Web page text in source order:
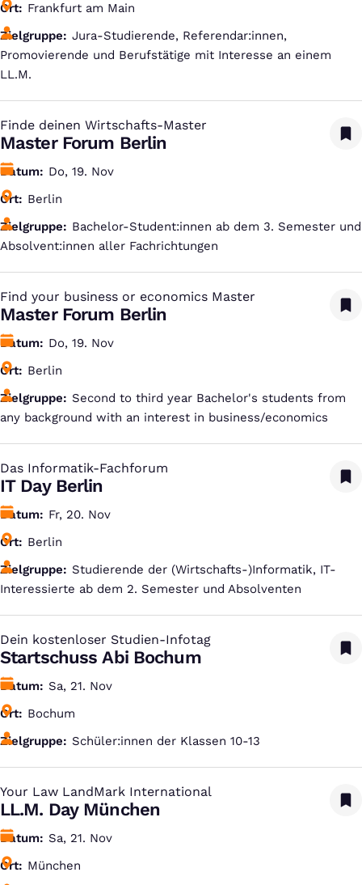
Ort
Frankfurt am Main
Zielgruppe
Jura-Studierende, Referendar:innen,
Promovierende und Berufstätige mit Interesse an einem
LL.M.
Finde deinen Wirtschafts-Master
:
Master Forum Berlin
Datum
Do, 19. Nov
Ort
Berlin
Zielgruppe
Bachelor-Student:innen ab dem 3. Semester und
Absolvent:innen aller Fachrichtungen
Find your business or economics Master
:
Master Forum Berlin
Datum
Do, 19. Nov
Ort
Berlin
Zielgruppe
Second to third year Bachelor's students from
any background with an interest in business/economics
Das Informatik-Fachforum
:
IT Day Berlin
Datum
Fr, 20. Nov
Ort
Berlin
Zielgruppe
Studierende der (Wirtschafts-)Informatik, IT-
Interessierte ab dem 2. Semester und Absolventen
Dein kostenloser Studien-Infotag
:
Startschuss Abi Bochum
Datum
Sa, 21. Nov
Ort
Bochum
Zielgruppe
Schüler:innen der Klassen 10-13
Your Law LandMark International
:
LL.M. Day München
Datum
Sa, 21. Nov
Ort
München